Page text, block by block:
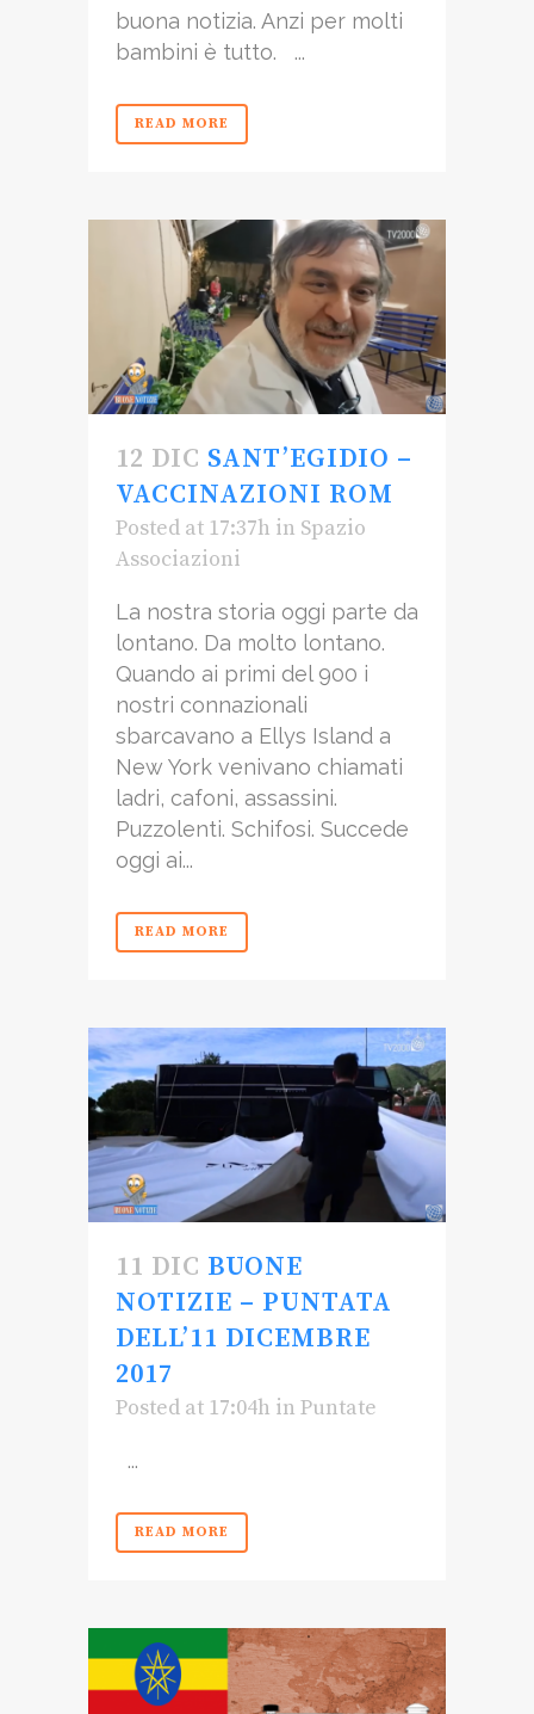
buona notizia. Anzi per molti
bambini è tutto. ...
READ MORE
12 DIC SANT’EGIDIO –
VACCINAZIONI ROM
Posted at 17:37h in Spazio
Associazioni
La nostra storia oggi parte da
lontano. Da molto lontano.
Quando ai primi del 900 i
nostri connazionali
sbarcavano a Ellys Island a
New York venivano chiamati
ladri, cafoni, assassini.
Puzzolenti. Schifosi. Succede
oggi ai...
READ MORE
11 DIC BUONE
NOTIZIE – PUNTATA
DELL’11 DICEMBRE
2017
Posted at 17:04h in Puntate
...
READ MORE